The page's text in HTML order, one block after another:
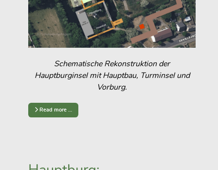
Schematische Rekonstruktion der
Hauptburginsel mit Hauptbau, Turminsel und
Vorburg.
Read more …